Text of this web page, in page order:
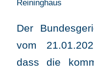
Reininghaus
Der
vom
dass die